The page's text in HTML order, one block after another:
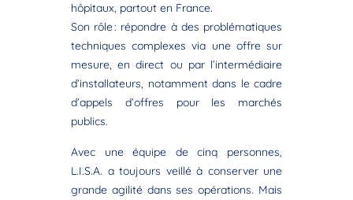
hôpitaux, partout en France.
Son rôle : répondre à des problématiques
techniques complexes via une offre sur
mesure, en direct ou par l’intermédiaire
d’installateurs, notamment dans le cadre
d’appels d’offres pour les marchés
publics.
Avec une équipe de cinq personnes,
L.I.S.A. a toujours veillé à conserver une
grande agilité dans ses opérations. Mais